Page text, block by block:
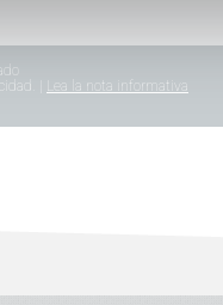
|
Lea la nota informativa